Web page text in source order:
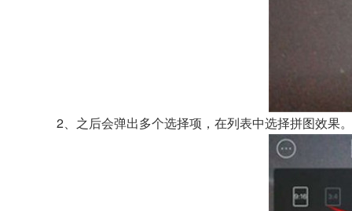
2、之后会弹出多个选择项，在列表中选择拼图效果。